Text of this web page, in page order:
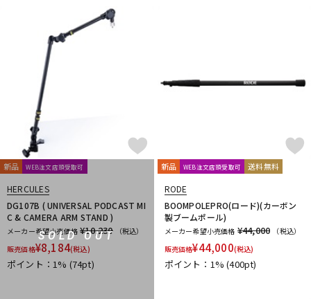
SOLD OUT
新品 WEB注文店頭受取可
HERCULES
DG107B ( UNIVERSAL PODCAST MI
C & CAMERA ARM STAND )
メーカー希望小売価格 ¥10,230
（税込）
販売価格¥8,184(税込)
ポイント：1% (74pt)
新品 WEB注文店頭受取可 送料無料
RODE
BOOMPOLEPRO(ロード)(カーボン
製ブームポール)
メーカー希望小売価格 ¥44,000
（税込）
販売価格¥44,000(税込)
ポイント：1%(400pt)